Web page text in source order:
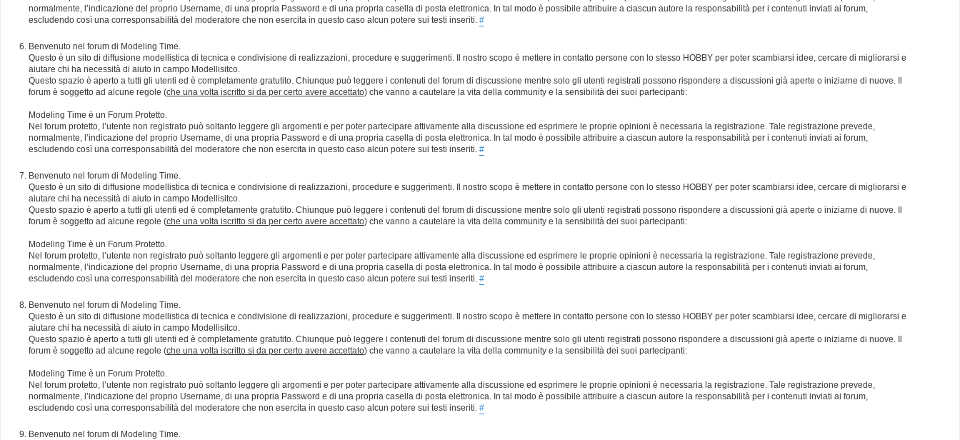
normalmente, l’indicazione del proprio Username, di una propria Password e di una propria casella di posta elettronica. In tal modo è possibile attribuire a ciascun autore la responsabilità per i contenuti inviati ai forum,
escludendo così una corresponsabilità del moderatore che non esercita in questo caso alcun potere sui testi inseriti. #
Benvenuto nel forum di Modeling Time.
Questo è un sito di diffusione modellistica di tecnica e condivisione di realizzazioni, procedure e suggerimenti. Il nostro scopo è mettere in contatto persone con lo stesso HOBBY per poter scambiarsi idee, cercare di migliorarsi e
aiutare chi ha necessità di aiuto in campo Modellisitco.
Questo spazio è aperto a tutti gli utenti ed è completamente gratutito. Chiunque può leggere i contenuti del forum di discussione mentre solo gli utenti registrati possono rispondere a discussioni già aperte o iniziarne di nuove. Il
forum è soggetto ad alcune regole (che una volta iscritto si da per certo avere accettato) che vanno a cautelare la vita della community e la sensibilità dei suoi partecipanti:
Modeling Time è un Forum Protetto.
Nel forum protetto, l’utente non registrato può soltanto leggere gli argomenti e per poter partecipare attivamente alla discussione ed esprimere le proprie opinioni è necessaria la registrazione. Tale registrazione prevede,
normalmente, l’indicazione del proprio Username, di una propria Password e di una propria casella di posta elettronica. In tal modo è possibile attribuire a ciascun autore la responsabilità per i contenuti inviati ai forum,
escludendo così una corresponsabilità del moderatore che non esercita in questo caso alcun potere sui testi inseriti. #
Benvenuto nel forum di Modeling Time.
Questo è un sito di diffusione modellistica di tecnica e condivisione di realizzazioni, procedure e suggerimenti. Il nostro scopo è mettere in contatto persone con lo stesso HOBBY per poter scambiarsi idee, cercare di migliorarsi e
aiutare chi ha necessità di aiuto in campo Modellisitco.
Questo spazio è aperto a tutti gli utenti ed è completamente gratutito. Chiunque può leggere i contenuti del forum di discussione mentre solo gli utenti registrati possono rispondere a discussioni già aperte o iniziarne di nuove. Il
forum è soggetto ad alcune regole (che una volta iscritto si da per certo avere accettato) che vanno a cautelare la vita della community e la sensibilità dei suoi partecipanti:
Modeling Time è un Forum Protetto.
Nel forum protetto, l’utente non registrato può soltanto leggere gli argomenti e per poter partecipare attivamente alla discussione ed esprimere le proprie opinioni è necessaria la registrazione. Tale registrazione prevede,
normalmente, l’indicazione del proprio Username, di una propria Password e di una propria casella di posta elettronica. In tal modo è possibile attribuire a ciascun autore la responsabilità per i contenuti inviati ai forum,
escludendo così una corresponsabilità del moderatore che non esercita in questo caso alcun potere sui testi inseriti. #
Benvenuto nel forum di Modeling Time.
Questo è un sito di diffusione modellistica di tecnica e condivisione di realizzazioni, procedure e suggerimenti. Il nostro scopo è mettere in contatto persone con lo stesso HOBBY per poter scambiarsi idee, cercare di migliorarsi e
aiutare chi ha necessità di aiuto in campo Modellisitco.
Questo spazio è aperto a tutti gli utenti ed è completamente gratutito. Chiunque può leggere i contenuti del forum di discussione mentre solo gli utenti registrati possono rispondere a discussioni già aperte o iniziarne di nuove. Il
forum è soggetto ad alcune regole (che una volta iscritto si da per certo avere accettato) che vanno a cautelare la vita della community e la sensibilità dei suoi partecipanti:
Modeling Time è un Forum Protetto.
Nel forum protetto, l’utente non registrato può soltanto leggere gli argomenti e per poter partecipare attivamente alla discussione ed esprimere le proprie opinioni è necessaria la registrazione. Tale registrazione prevede,
normalmente, l’indicazione del proprio Username, di una propria Password e di una propria casella di posta elettronica. In tal modo è possibile attribuire a ciascun autore la responsabilità per i contenuti inviati ai forum,
escludendo così una corresponsabilità del moderatore che non esercita in questo caso alcun potere sui testi inseriti. #
Benvenuto nel forum di Modeling Time.